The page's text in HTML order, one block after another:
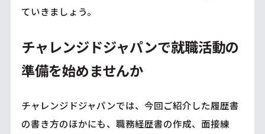
ていきましょう。
チャレンジドジャパンで就職活動の
準備を始めませんか
チャレンジドジャパンでは、今回ご紹介した履歴書
の書き方のほかにも、職務経歴書の作成、面接練